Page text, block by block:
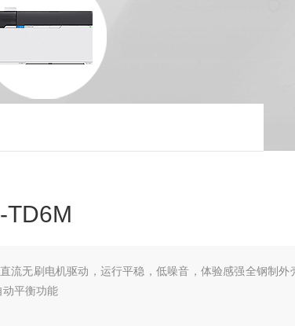
TD6M
流无刷电机驱动，运行平稳，低噪音，体验感强全钢制外
动平衡功能